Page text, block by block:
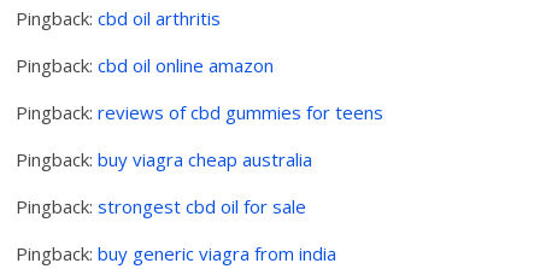
Pingback:cbd oil arthritis
Pingback:cbd oil online amazon
Pingback:reviews of cbd gummies for teens
Pingback:buy viagra cheap australia
Pingback:strongest cbd oil for sale
Pingback:buy generic viagra from india